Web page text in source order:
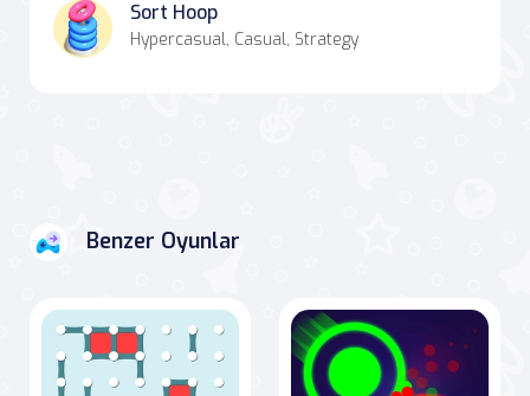
Sort Hoop
Hypercasual, Casual, Strategy
Benzer Oyunlar